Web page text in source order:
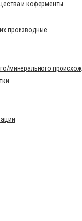
и коферменты
производные
минерального